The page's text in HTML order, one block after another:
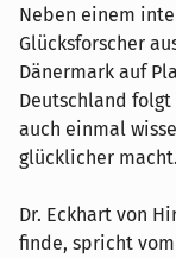
Neben einem
Glücksforscher
Dänermark auf
Deutschland
auch einmal
glücklicher macht.
Dr. Eckhart von
finde, spricht